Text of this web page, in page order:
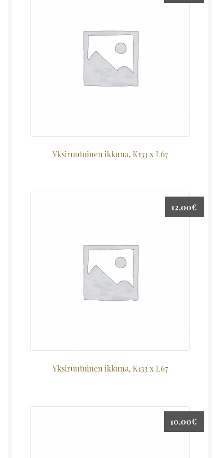
Yksiruutuinen ikkuna, K133 x L67
Yksiruutuinen ikkuna, K133 x L67
12,00€
10,00€